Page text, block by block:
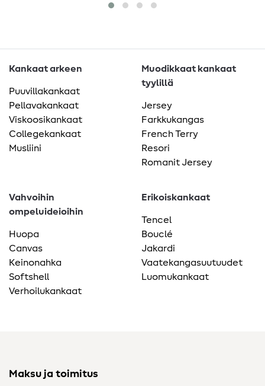
Kankaat arkeen
Puuvillakankaat
Pellavakankaat
Viskoosikankaat
Collegekankaat
Musliini
Muodikkaat kankaat
tyylillä
Jersey
Farkkukangas
French Terry
Resori
Romanit Jersey
Vahvoihin
ompeluideioihin
Huopa
Canvas
Keinonahka
Softshell
Verhoilukankaat
Erikoiskankaat
Tencel
Bouclé
Jakardi
Vaatekangasuutuudet
Luomukankaat
Maksu ja toimitus